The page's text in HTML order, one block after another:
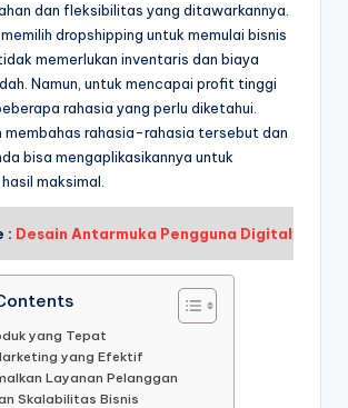
dan fleksibilitas yang ditawarkannya.
dropshipping untuk memulai bisnis
memerlukan inventaris dan biaya
Namun, untuk mencapai profit tinggi
rahasia yang perlu diketahui.
membahas rahasia-rahasia tersebut dan
bisa mengaplikasikannya untuk
maksimal.
: Desain Antarmuka Pengguna Digital
yang Tepat
yang Efektif
Layanan Pelanggan
Skalabilitas Bisnis